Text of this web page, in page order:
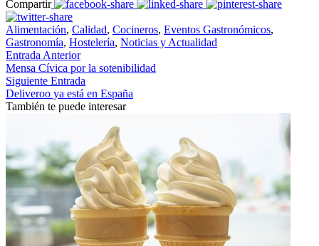
Compartir
Alimentación, Calidad, Cocineros, Eventos Gastronómicos,
Gastronomía, Hostelería, Noticias y Actualidad
Entrada Anterior
Mensa Cívica por la sotenibilidad
Siguiente Entrada
Deliveroo ya está en España
También te puede interesar